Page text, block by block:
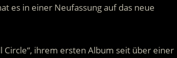
es in einer Neufassung auf das neue
ihrem ersten Album seit über einer